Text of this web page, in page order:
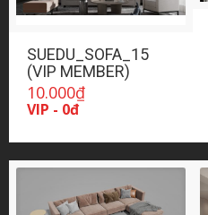
SUEDU_SOFA_15
(VIP MEMBER)
10.000₫
VIP - 0đ